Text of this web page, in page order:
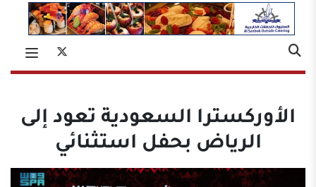
الأوركسترا السعودية تعود إلى
الرياض بحفل استثنائي